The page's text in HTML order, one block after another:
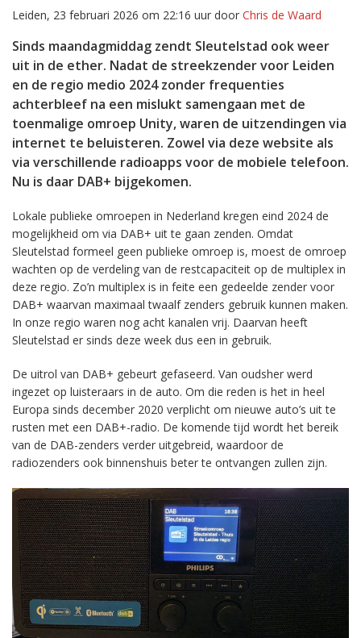
Leiden, 23 februari 2026 om 22:16 uur door Chris de Waard
Sinds maandagmiddag zendt Sleutelstad ook weer
uit in de ether. Nadat de streekzender voor Leiden
en de regio medio 2024 zonder frequenties
achterbleef na een mislukt samengaan met de
toenmalige omroep Unity, waren de uitzendingen via
internet te beluisteren. Zowel via deze website als
via verschillende radioapps voor de mobiele telefoon.
Nu is daar DAB+ bijgekomen.
Lokale publieke omroepen in Nederland kregen eind 2024 de
mogelijkheid om via DAB+ uit te gaan zenden. Omdat
Sleutelstad formeel geen publieke omroep is, moest de omroep
wachten op de verdeling van de restcapaciteit op de multiplex in
deze regio. Zo’n multiplex is in feite een gedeelde zender voor
DAB+ waarvan maximaal twaalf zenders gebruik kunnen maken.
In onze regio waren nog acht kanalen vrij. Daarvan heeft
Sleutelstad er sinds deze week dus een in gebruik.
De uitrol van DAB+ gebeurt gefaseerd. Van oudsher werd
ingezet op luisteraars in de auto. Om die reden is het in heel
Europa sinds december 2020 verplicht om nieuwe auto’s uit te
rusten met een DAB+-radio. De komende tijd wordt het bereik
van de DAB-zenders verder uitgebreid, waardoor de
radiozenders ook binnenshuis beter te ontvangen zullen zijn.